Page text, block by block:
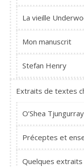
La vieille
Mon manuscrit
Stefan Henry
Extraits de textes
O’Shea
Préceptes et
Quelques